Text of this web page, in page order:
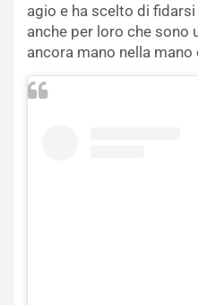
agio e ha scelto di
anche per loro che
ancora mano nella